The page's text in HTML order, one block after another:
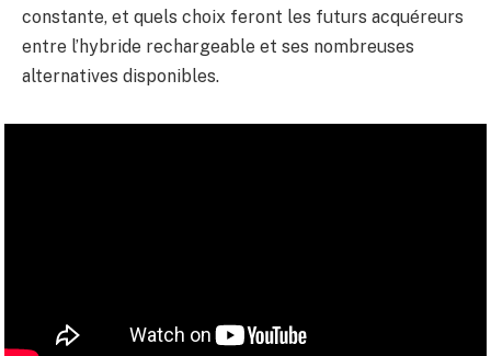
constante, et quels choix feront les futurs acquéreurs
entre l’hybride rechargeable et ses nombreuses
alternatives disponibles.